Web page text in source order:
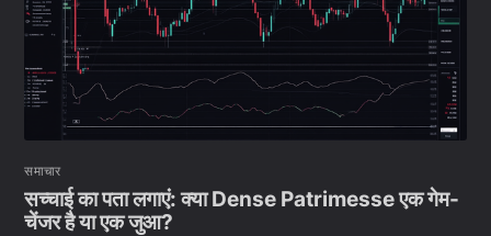
समाचार
सच्चाई का पता लगाएं: क्या Dense Patrimesse एक गेम-
चेंजर है या एक जुआ?